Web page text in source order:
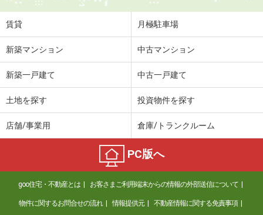
賃貸 月極駐車場
新築マンション 中古マンション
新築一戸建て 中古一戸建て
土地を探す 投資物件を探す
店舗/事業用 倉庫/トランクルーム
PC版へ
goo住宅・不動産とは お客さまご利用端末からの情報の外部送信について
物件に関するお問合せの流れ 情報提供元 不動産情報に関する免責事項